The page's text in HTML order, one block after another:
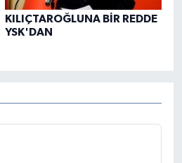
KILIÇTAROĞLUNA BİR REDDE
YSK'DAN